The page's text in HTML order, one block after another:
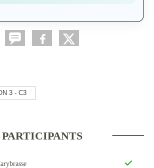
3 - C3
PARTICIPANTS